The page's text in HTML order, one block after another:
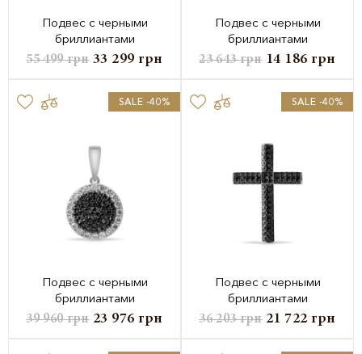
Подвес с черными
бриллиантами
55 499грн 33 299 грн
Подвес с черными
бриллиантами
23 643грн 14 186 грн
SALE -40%
Подвес с черными
бриллиантами
39 960грн 23 976 грн
SALE -40%
Подвес с черными
бриллиантами
36 203грн 21 722 грн